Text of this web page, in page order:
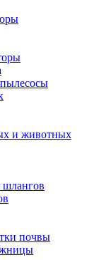
и животных
почвы